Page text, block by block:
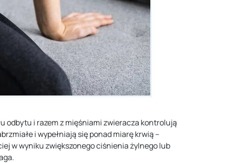
odbytu i razem z mięśniami zwieracza kontrolują
i wypełniają się ponad miarę krwią –
w wyniku zwiększonego ciśnienia żylnego lub